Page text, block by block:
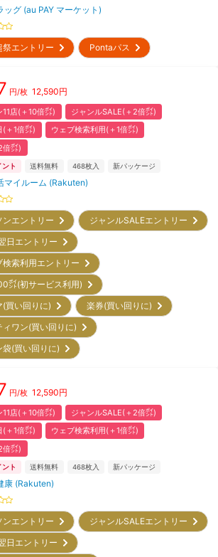
ッグ (au PAY マーケット)
祭エントリー Pontaパス
円/枚 12,590円
11店(＋10倍㌽)
ジャンルSALE(＋2倍㌽)
(＋1倍㌽)
ウェブ検索利用(＋1倍㌽)
倍㌽)
ント 送料無料 468枚入 新パッケージ
マイルーム (Rakuten)
ンエントリー
ジャンルSALEエントリー
日エントリー
検索利用エントリー
㌽(初サービス利用)
(買い回りに)
楽券(買い回りに)
ィワン(買い回りに)
袋(買い回りに)
円/枚 12,590円
11店(＋10倍㌽)
ジャンルSALE(＋2倍㌽)
(＋1倍㌽)
ウェブ検索利用(＋1倍㌽)
倍㌽)
ント 送料無料 468枚入 新パッケージ
康 (Rakuten)
ンエントリー
ジャンルSALEエントリー
日エントリー